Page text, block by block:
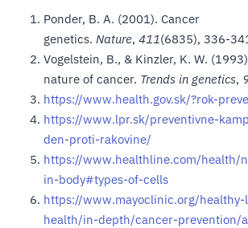
Ponder, B. A. (2001). Cancer
genetics. Nature, 411(6835), 336-
Vogelstein, B., & Kinzler, K. W.
nature of cancer. Trends in genetics,
https://www.health.gov.sk/?rok-
https://www.lpr.sk/preventivne-
den-proti-rakovine/
https://www.healthline.com/health/
in-body#types-of-cells
https://www.mayoclinic.org/
health/in-depth/cancer-prevention/